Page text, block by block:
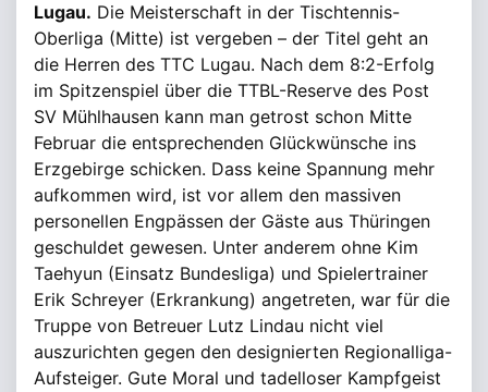
Lugau. Die Meisterschaft in der Tischtennis-
Oberliga (Mitte) ist vergeben – der Titel geht an
die Herren des TTC Lugau. Nach dem 8:2-Erfolg
im Spitzenspiel über die TTBL-Reserve des Post
SV Mühlhausen kann man getrost schon Mitte
Februar die entsprechenden Glückwünsche ins
Erzgebirge schicken. Dass keine Spannung mehr
aufkommen wird, ist vor allem den massiven
personellen Engpässen der Gäste aus Thüringen
geschuldet gewesen. Unter anderem ohne Kim
Taehyun (Einsatz Bundesliga) und Spielertrainer
Erik Schreyer (Erkrankung) angetreten, war für die
Truppe von Betreuer Lutz Lindau nicht viel
auszurichten gegen den designierten Regionalliga-
Aufsteiger. Gute Moral und tadelloser Kampfgeist